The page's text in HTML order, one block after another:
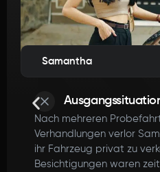
Samantha
Nach mehreren
Verhandlungen verlor
ihr Fahrzeug privat zu
Besichtigungen waren